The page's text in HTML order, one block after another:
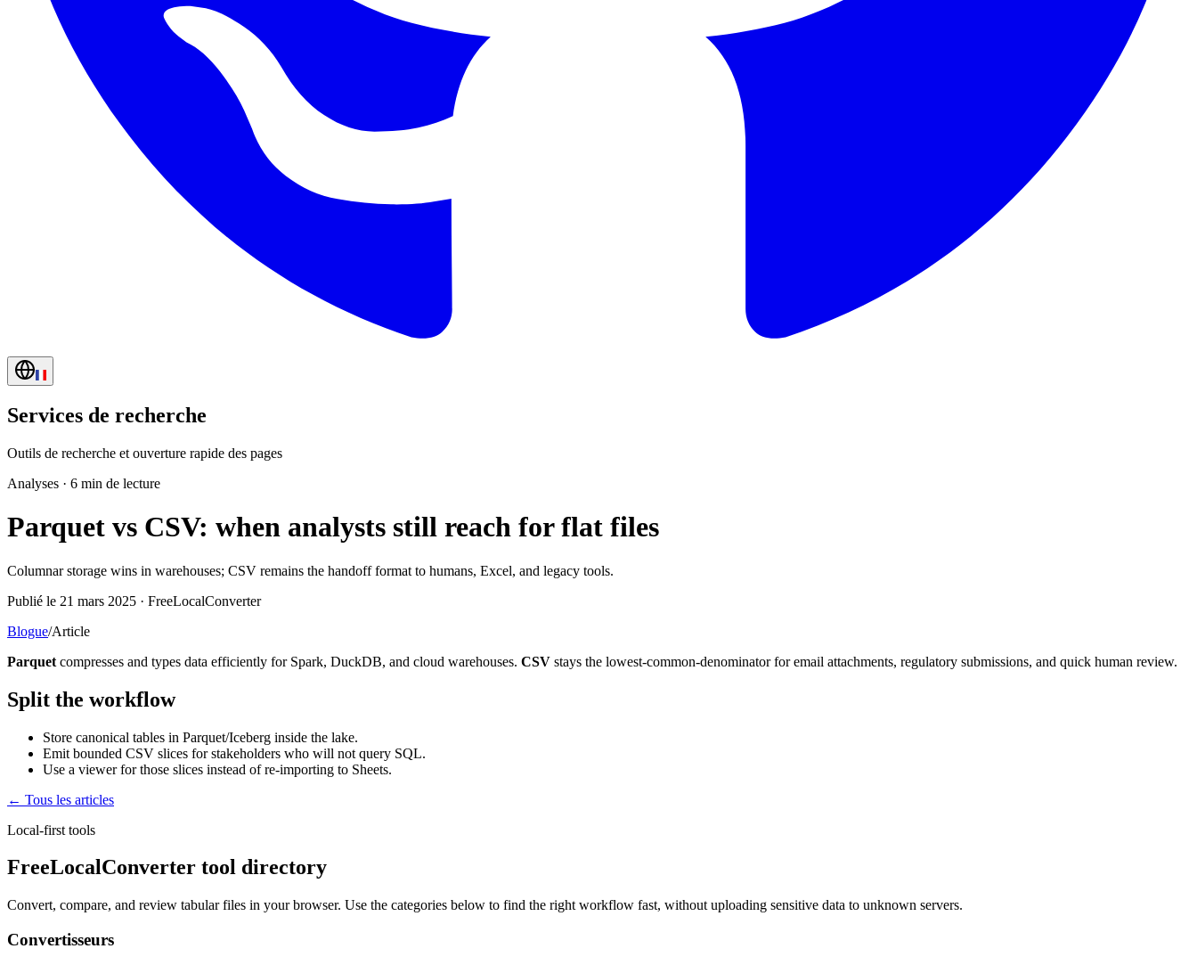
Services de recherche
Outils de recherche et ouverture rapide des pages
Analyses · 6 min de lecture
Parquet vs CSV: when analysts still reach for flat files
Columnar storage wins in warehouses; CSV remains the handoff format to humans, Excel, and legacy tools.
Publié le 21 mars 2025 · FreeLocalConverter
Blogue/Article
Parquet compresses and types data efficiently for Spark, DuckDB, and cloud warehouses. CSV stays the lowest-common-denominator for email attachments, regulatory submissions, and quick human review.
Split the workflow
Store canonical tables in Parquet/Iceberg inside the lake.
Emit bounded CSV slices for stakeholders who will not query SQL.
Use a viewer for those slices instead of re-importing to Sheets.
← Tous les articles
Local-first tools
FreeLocalConverter tool directory
Convert, compare, and review tabular files in your browser. Use the categories below to find the right workflow fast, without uploading sensitive data to unknown servers.
Convertisseurs